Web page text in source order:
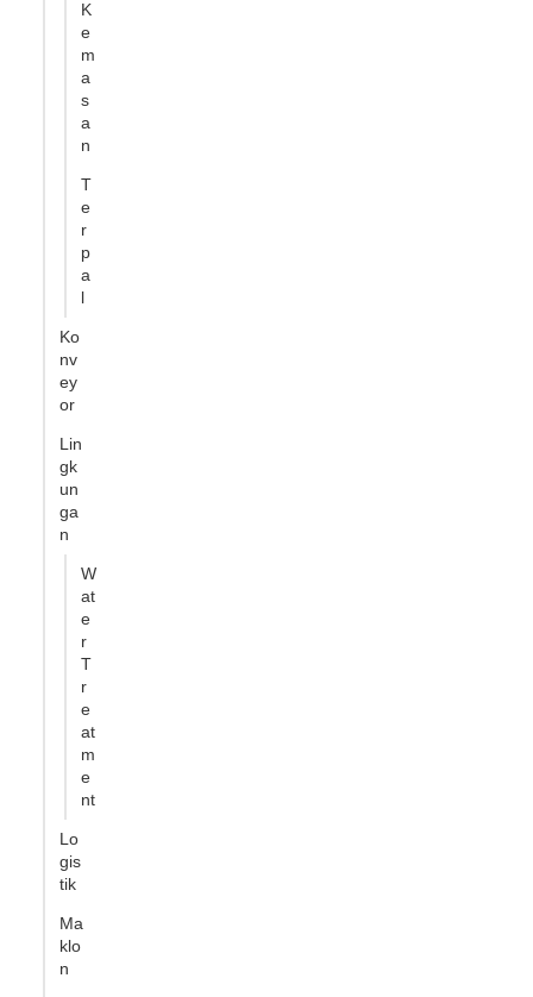
K
e
m
a
s
a
n
T
e
r
p
a
l
Ko
nv
ey
or
Lin
gk
un
ga
n
W
at
e
r
T
r
e
at
m
e
nt
Lo
gis
tik
Ma
klo
n